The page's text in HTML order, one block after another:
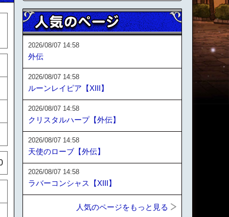
2026/08/07 14:58
外伝
2026/08/07 14:58
ルーンレイピア【XIII】
2026/08/07 14:58
クリスタルハープ【外伝】
2026/08/07 14:58
天使のローブ【外伝】
2026/08/07 14:58
ラバーコンシャス【XIII】
人気のページをもっと見る